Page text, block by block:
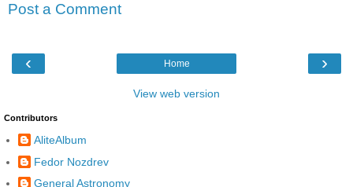
Post a Comment
‹ ›
Home
View web version
Contributors
AliteAlbum
Fedor Nozdrev
General Astronomy